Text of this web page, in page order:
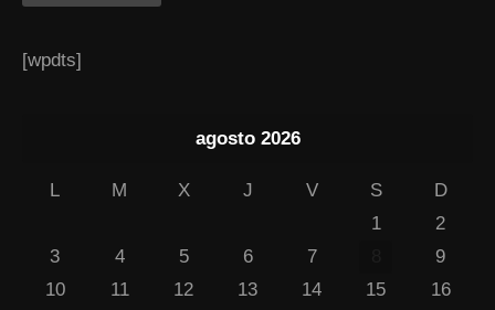
[wpdts]
agosto 2026
L M X J V S
D
1
2
3
4 5 6 7
9
10
11 12 13 14 15
16